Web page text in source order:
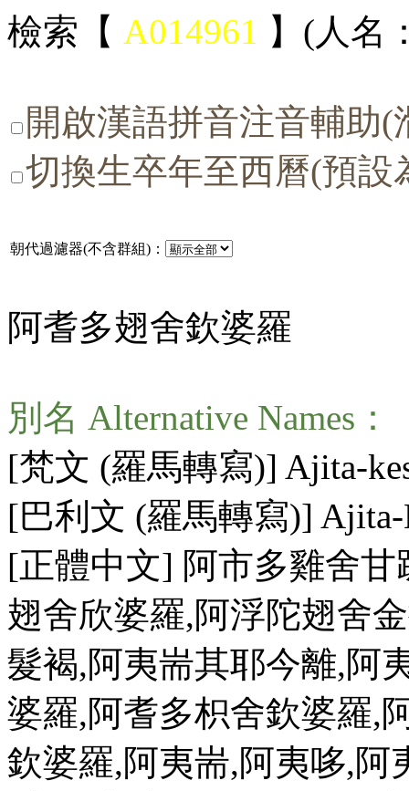
檢索【 A014961 】(人名
開啟漢語拼音注音輔助
切換生卒年至西曆(預設
朝代過濾器(不含群組)：
阿耆多翅舍欽婆羅
別名 Alternative Names：
[梵文 (羅馬轉寫)] Ajita-
[巴利文 (羅馬轉寫)] Ajita-
[正體中文] 阿市多雞舍
翅舍欣婆羅,阿浮陀翅舍
髮褐,阿夷耑其耶今離,阿
婆羅,阿耆多枳舍欽婆羅,
欽婆羅,阿夷耑,阿夷哆,阿